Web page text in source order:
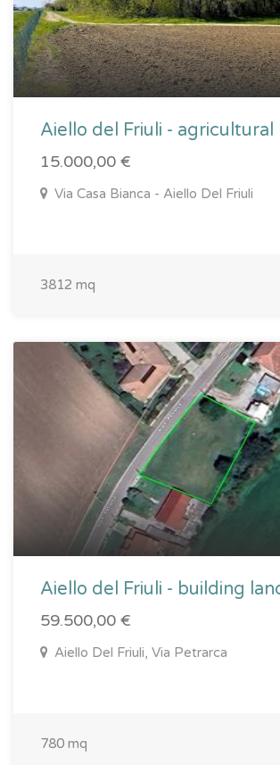
Aiello del Friuli - agricultural
15.000,00 €
Via Casa Bianca - Aiello Del Friuli
3812 mq
Aiello del Friuli - building
59.500,00 €
Aiello Del Friuli, Via Petrarca
780 mq